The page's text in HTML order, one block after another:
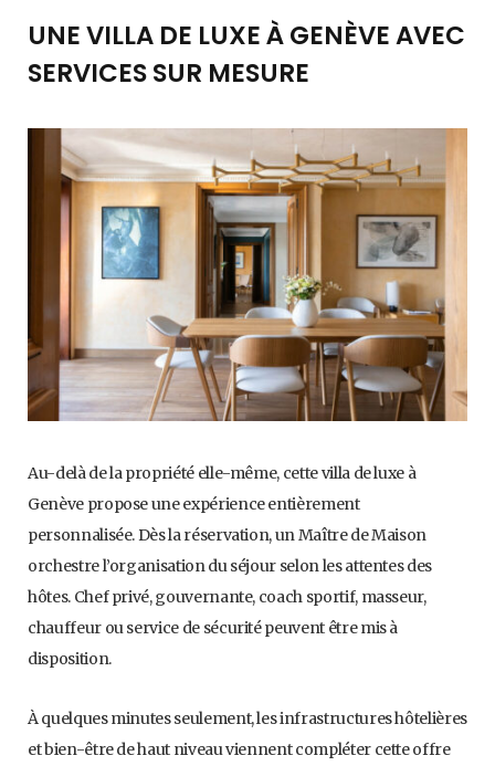
UNE VILLA DE LUXE À GENÈVE AVEC
SERVICES SUR MESURE
Au-delà de la propriété elle-même, cette villa de luxe à
Genève propose une expérience entièrement
personnalisée. Dès la réservation, un Maître de Maison
orchestre l’organisation du séjour selon les attentes des
hôtes. Chef privé, gouvernante, coach sportif, masseur,
chauffeur ou service de sécurité peuvent être mis à
disposition.
À quelques minutes seulement, les infrastructures hôtelières
et bien-être de haut niveau viennent compléter cette offre